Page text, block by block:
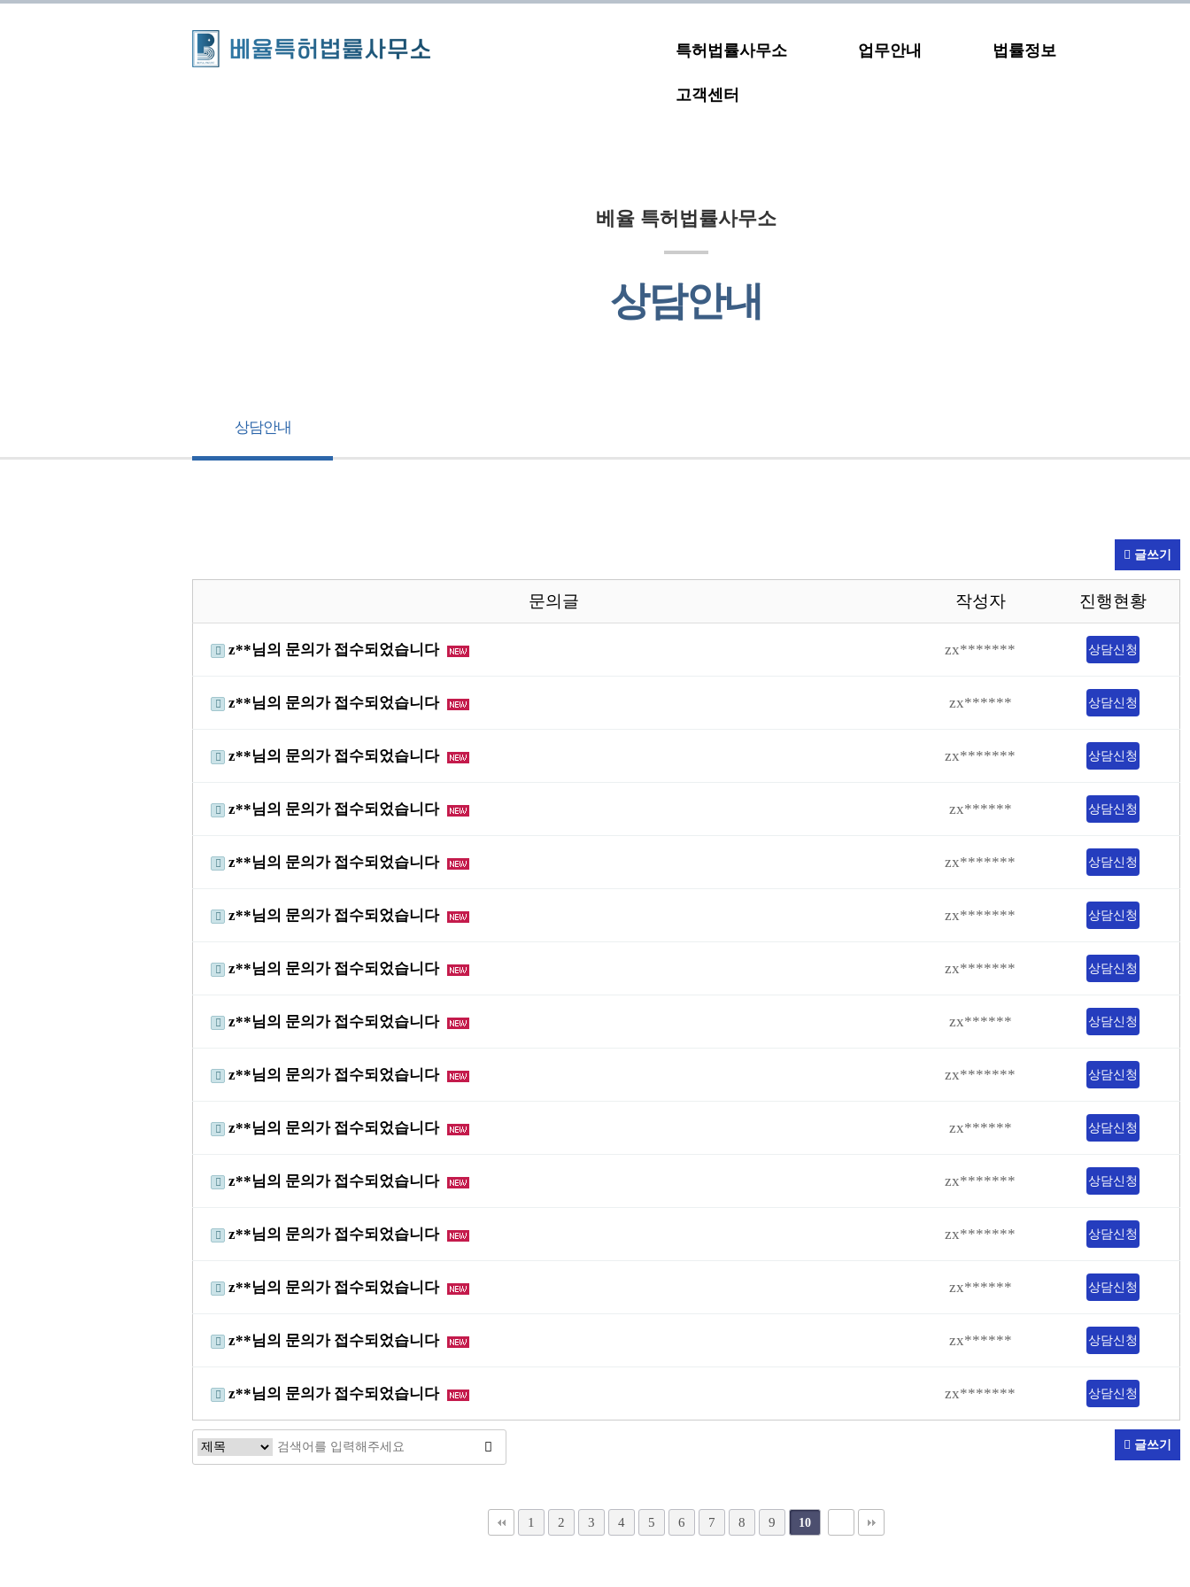
특허법률사무소 업무안내 법률정보
고객센터
베율 특허법률사무소
상담안내
상담안내
글쓰기
문의글 작성자 진행현황
z**님의 문의가 접수되었습니다 zx******* 상담신청
z**님의 문의가 접수되었습니다 zx****** 상담신청
z**님의 문의가 접수되었습니다 zx******* 상담신청
z**님의 문의가 접수되었습니다 zx****** 상담신청
z**님의 문의가 접수되었습니다 zx******* 상담신청
z**님의 문의가 접수되었습니다 zx******* 상담신청
z**님의 문의가 접수되었습니다 zx******* 상담신청
z**님의 문의가 접수되었습니다 zx****** 상담신청
z**님의 문의가 접수되었습니다 zx******* 상담신청
z**님의 문의가 접수되었습니다 zx****** 상담신청
z**님의 문의가 접수되었습니다 zx******* 상담신청
z**님의 문의가 접수되었습니다 zx******* 상담신청
z**님의 문의가 접수되었습니다 zx****** 상담신청
z**님의 문의가 접수되었습니다 zx****** 상담신청
z**님의 문의가 접수되었습니다 zx******* 상담신청
글쓰기
1 2 3 4 5 6 7 8 9 10